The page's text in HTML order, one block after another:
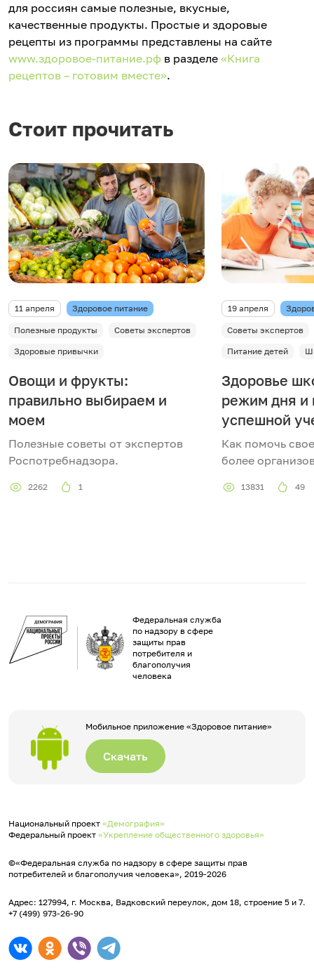
для россиян самые полезные, вкусные,
качественные продукты. Простые и здоровые
рецепты из программы представлены на сайте
www.здоровое-питание.рф в разделе «Книга
рецептов – готовим вместе».
Стоит прочитать
11 апреля Здоровое питание
Полезные продукты
Советы экспертов
Здоровые привычки
Овощи и фрукты:
правильно выбираем и
моем
Полезные советы от экспертов
Роспотребнадзора.
2262 1
19 апреля
Советы экспертов
Питание детей
Здоровье
режим дня и
успешной
Как помочь
более
13831 49
Федеральная служба
по надзору в сфере
защиты прав
потребителя и
благополучия
человека
Мобильное приложение «Здоровое питание»
Скачать
Национальный проект «Демография»
Федеральный проект «Укрепление общественного здоровья»
©«Федеральная служба по надзору в сфере защиты прав
потребителей и благополучия человека», 2019-2026
Адрес: 127994, г. Москва, Вадковский переулок, дом 18, строение 5 и 7.
+7 (499) 973-26-90